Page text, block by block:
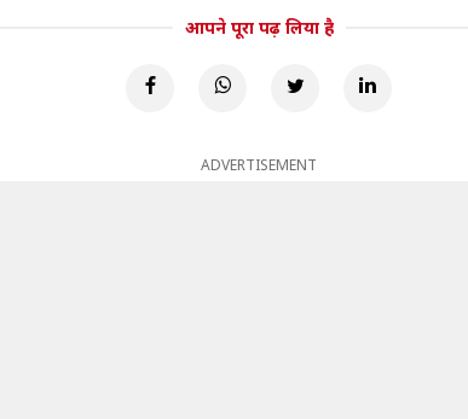
आपने पूरा पढ़ लिया है
ADVERTISEMENT